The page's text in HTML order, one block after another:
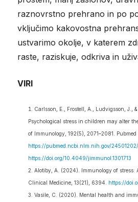
raznovrstno prehrano in po
vključimo kakovostna
ustvarimo okolje, v katerem
raste, raziskuje, odkriva in
VIRI
Carlsson, E., Frostell, A., Ludvigsson, J.,
Psychological stress in children may alter
of Immunology, 192(5), 2071–2081. Pubmed
https://pubmed.ncbi.nlm.nih.gov/24501202/
https://doi.org/10.4049/jimmunol.1301713
Alotiby, A. (2024). Immunology of stress:
Clinical Medicine, 13(21), 6394. https://
Vasile, C. (2020). Mental health and